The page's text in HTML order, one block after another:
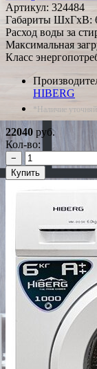
Артикул: 324484
Габариты ШxГxВ:
Расход воды за
Максимальная
Класс
HIBERG
*Наличие
22040 руб.
Кол-во:
−
Купить